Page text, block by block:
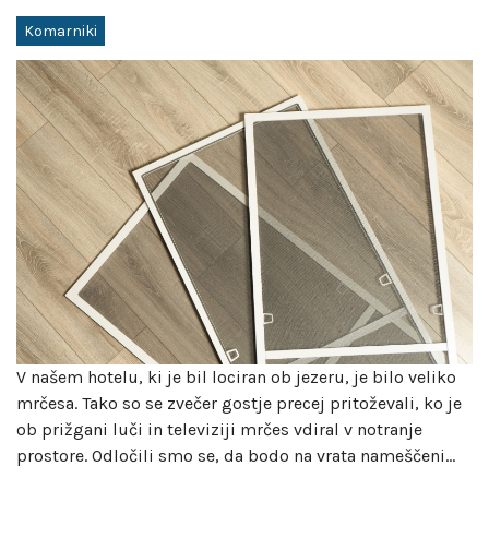
Komarniki
V našem hotelu, ki je bil lociran ob jezeru, je bilo veliko
mrčesa. Tako so se zvečer gostje precej pritoževali, ko je
ob prižgani luči in televiziji mrčes vdiral v notranje
prostore. Odločili smo se, da bodo na vrata nameščeni…